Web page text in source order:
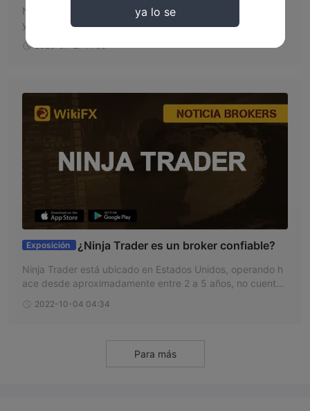
oker confiable? Lo que debes saber
NinjaTrader es un bróker de futuros con plataforma propia
y costos competitivos, pero los datos de WikiFX revelan u
n estatus de clon sospechoso y quejas de usuarios por ret
ención de fondos. Analizamos la evidencia disponible.
2026-07-27 11:00
Exposición ¿Ninja Trader es un broker confiable?
Ninja Trader está ubicado en Estados Unidos, operando h
ace desde aproximadamente entre 2 a 5 años, no cuenta
e un puntaje de 1.41 otorgada por el equipo de WikiFX.
2022-10-04 04:34
Para más
ya lo se